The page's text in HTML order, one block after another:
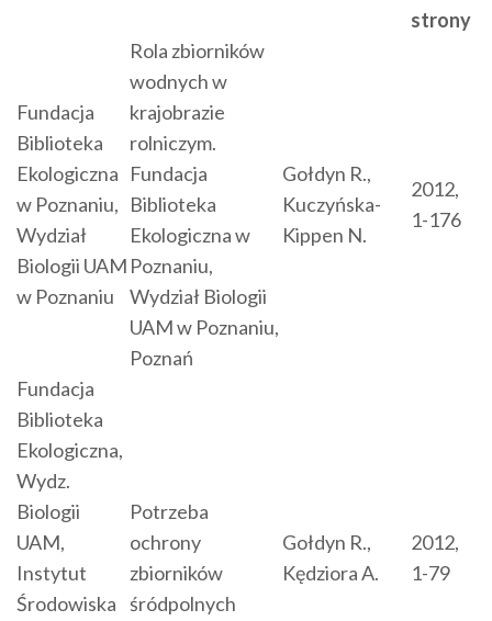
strony
Fundacja
Biblioteka
Ekologiczna
w Poznaniu,
Wydział
Biologii UAM
w Poznaniu
Rola zbiorników
wodnych w
krajobrazie
rolniczym.
Fundacja
Biblioteka
Ekologiczna w
Poznaniu,
Wydział Biologii
UAM w Poznaniu,
Poznań
Gołdyn R.,
Kuczyńska-
Kippen N.
2012,
1-176
Fundacja
Biblioteka
Ekologiczna,
Wydz.
Biologii
UAM,
Instytut
Środowiska
Potrzeba
ochrony
zbiorników
śródpolnych
Gołdyn R.,
Kędziora A.
2012,
1-79